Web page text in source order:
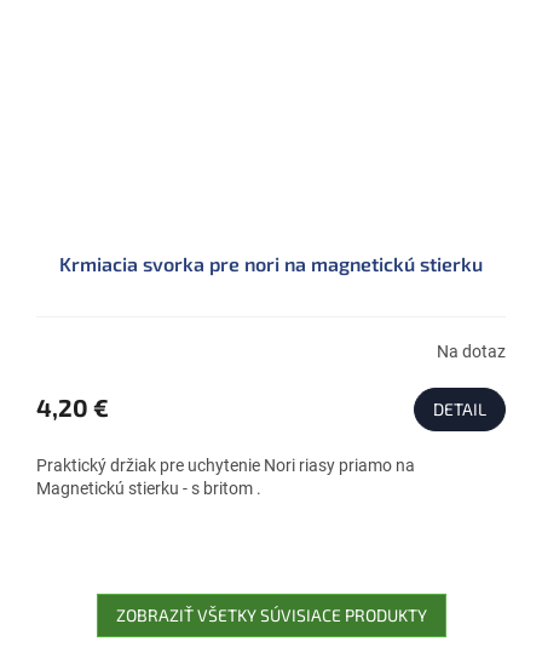
Krmiacia svorka pre nori na magnetickú stierku
Na dotaz
4,20 € DETAIL
Praktický držiak pre uchytenie Nori riasy priamo na
Magnetickú stierku - s britom .
ZOBRAZIŤ VŠETKY SÚVISIACE PRODUKTY